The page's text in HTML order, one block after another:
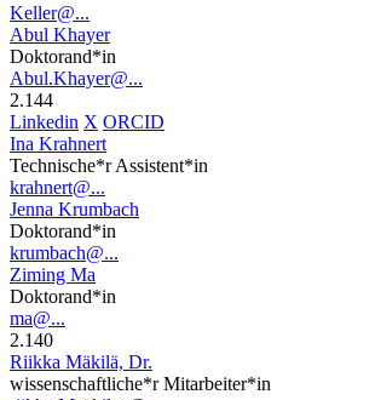
Keller@...
Abul Khayer
Doktorand*in
Abul.Khayer@...
2.144
Linkedin X ORCID
Ina Krahnert
Technische*r Assistent*in
krahnert@...
Jenna Krumbach
Doktorand*in
krumbach@...
Ziming Ma
Doktorand*in
ma@...
2.140
Riikka Mäkilä, Dr.
wissenschaftliche*r Mitarbeiter*in